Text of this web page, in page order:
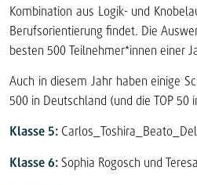
Kombination aus Logik- und
Berufsorientierung findet. Die
besten 500 Teilnehmer*innen einer
Auch in diesem Jahr haben einige
500 in Deutschland (und die TOP 50
Klasse 5:
Klasse 6: Sophia Rogosch und